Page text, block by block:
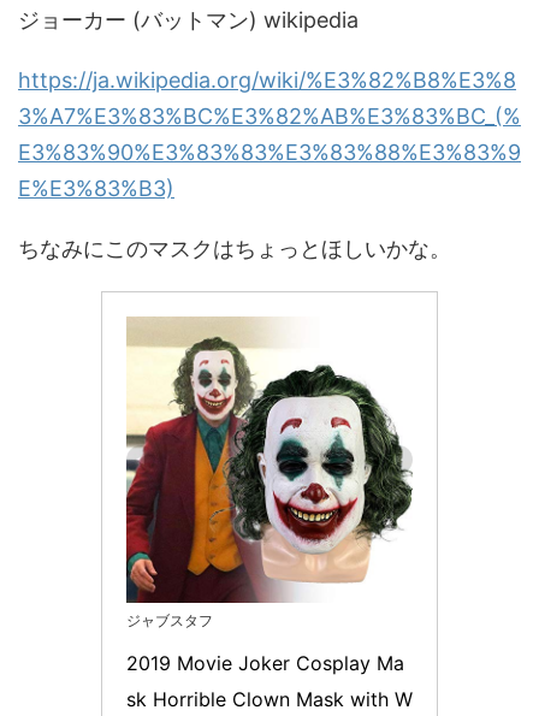
ジョーカー (バットマン) wikipedia
https://ja.wikipedia.org/wiki/%E3%82%B8%E3%8
3%A7%E3%83%BC%E3%82%AB%E3%83%BC_(%
E3%83%90%E3%83%83%E3%83%88%E3%83%9
E%E3%83%B3)
ちなみにこのマスクはちょっとほしいかな。
ジャブスタフ
2019 Movie Joker Cosplay Ma
sk Horrible Clown Mask with W